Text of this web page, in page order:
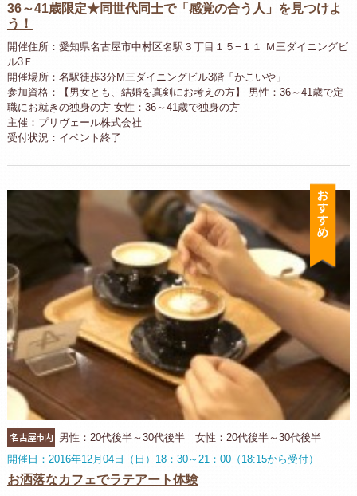
36～41歳限定★同世代同士で「感覚の合う人」を見つけよ
う！
開催住所：愛知県名古屋市中村区名駅３丁目１５−１１ Ｍ三ダイニングビ
ル3Ｆ
開催場所：名駅徒歩3分M三ダイニングビル3階「かこいや」
参加資格：【男女とも、結婚を真剣にお考えの方】 男性：36～41歳で定
職にお就きの独身の方 女性：36～41歳で独身の方
主催：プリヴェール株式会社
受付状況：イベント終了
お
名古屋市内
男性：20代後半～30代後半 女性：20代後半～30代後半
開催日：2016年12月04日（日）18：30～21：00（18:15から受付）
お洒落なカフェでラテアート体験